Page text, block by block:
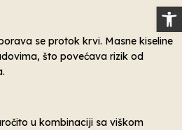
se protok krvi. Masne kiseline
što povećava rizik od
u kombinaciji sa viškom